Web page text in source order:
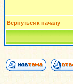
Вернуться к началу